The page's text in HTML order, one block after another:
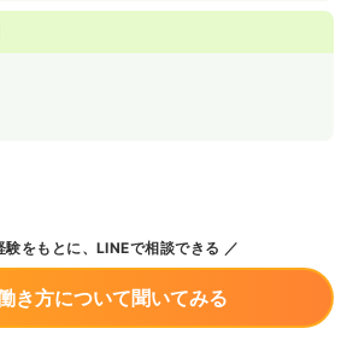
験をもとに、LINEで相談できる
き方について聞いてみる